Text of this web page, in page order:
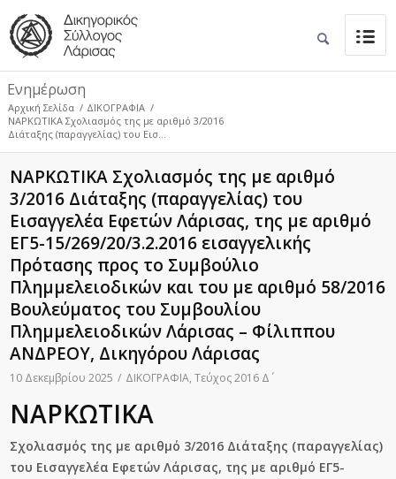
Ενημέρωση
Αρχική Σελίδα / ΔΙΚΟΓΡΑΦΙΑ /
ΝΑΡΚΩΤΙΚΑ Σχολιασμός της με αριθμό 3/2016
Διάταξης (παραγγελίας) του Εισ...
ΝΑΡΚΩΤΙΚΑ Σχολιασμός της με αριθμό
3/2016 Διάταξης (παραγγελίας) του
Εισαγγελέα Εφετών Λάρισας, της με αριθμό
ΕΓ5-15/269/20/3.2.2016 εισαγγελικής
Πρότασης προς το Συμβούλιο
Πλημμελειοδικών και του με αριθμό 58/2016
Βουλεύματος του Συμβουλίου
Πλημμελειοδικών Λάρισας – Φίλιππου
ΑΝΔΡΕΟΥ, Δικηγόρου Λάρισας
10 Δεκεμβρίου 2025 / ΔΙΚΟΓΡΑΦΙΑ,Τεύχος 2016 Δ΄
ΝΑΡΚΩΤΙΚΑ
Σχολιασμός της με αριθμό 3/2016 Διάταξης (παραγγελίας)
του Εισαγγελέα Εφετών Λάρισας, της με αριθμό ΕΓ5-